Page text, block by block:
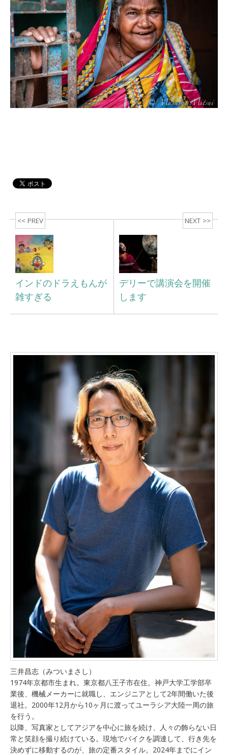
<< PREV
インドのドラえもんが
雑すぎる
NEXT >>
デリーで講演会を開催
します
三井昌志（みついまさし）
1974年京都市生まれ。東京都八王子市在住。神戸大学工学部卒
業後、機械メーカーに就職し、エンジニアとして2年間働いた後
退社。2000年12月から10ヶ月に渡ってユーラシア大陸一周の旅
を行う。
以降、写真家としてアジアを中心に旅を続け、人々の飾らない日
常と笑顔を撮り続けている。現地でバイクを調達して、行き先を
決めずに移動するのが、旅の定番スタイル。2024年までにイン